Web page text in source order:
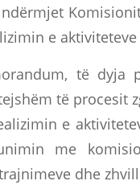
e
të dyja
të procesit
e
me
dhe